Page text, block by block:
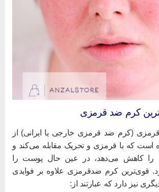
کرم ضد قرمزی
(کرم ضد قرمزی خارجی یا ایرانی) از
که با قرمزی و تحریک مقابله می‌کند و
کاهش می‌دهد، در عین حال پوست را
کرم ضدقرمزی علاوه بر فوایدی
نیز دارد که عبارتند از: